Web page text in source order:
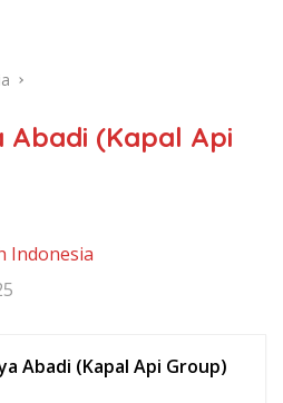
Abadi (Kapal Api
Indonesia
Abadi (Kapal Api Group)